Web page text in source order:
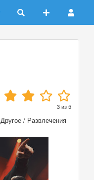
3из5
Другое / Развлечения